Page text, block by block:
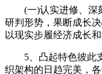
(一)认实进修、深刻
研判形势，果断成长
以现实步履经济成长
5、凸起特色彼此支
织架构的日趋完美，